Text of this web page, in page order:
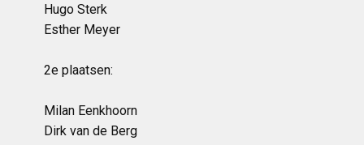
Hugo Sterk
Esther Meyer
2e plaatsen:
Milan Eenkhoorn
Dirk van de Berg